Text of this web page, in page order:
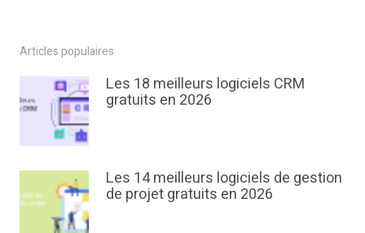
Articles populaires
Les 18 meilleurs logiciels CRM
gratuits en 2026
Les 14 meilleurs logiciels de gestion
de projet gratuits en 2026